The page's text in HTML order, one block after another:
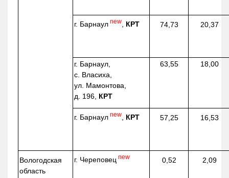
г. Барнаул new, КРТ 74,73 20,37
г. Барнаул,
с. Власиха,
ул. Мамонтова,
д. 196, КРТ
63,55 18,00
г. Барнаул new, КРТ 57,25 16,53
Вологодская
область
г. Череповец new 0,52 2,09